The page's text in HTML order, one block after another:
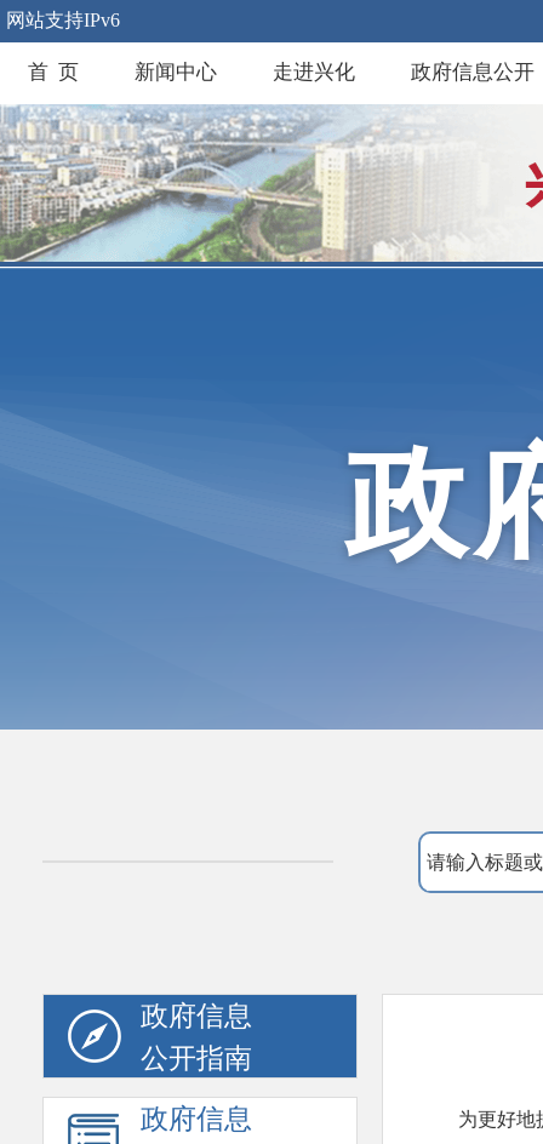
网站支持IPv6
首 页 新闻中心 走进兴化 政府信息公开
政
政府信息
公开指南
政府信息
为更好地